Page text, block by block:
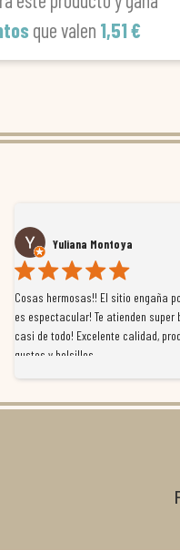
que valen 1,51 €
Yuliana Montoya
Cosas hermosas!! El sitio engaña
es espectacular! Te atienden super
casi de todo! Excelente calidad,
gustos y bolsillos